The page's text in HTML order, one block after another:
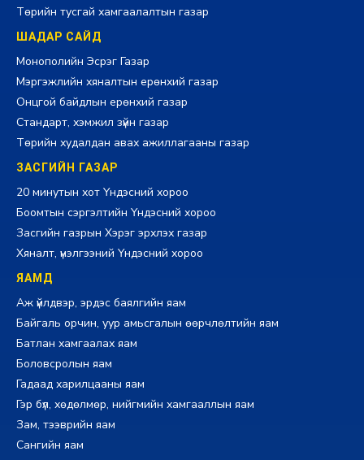
Төрийн тусгай хамгаалалтын газар
ШАДАР САЙД
Монополийн Эсрэг Газар
Мэргэжлийн хяналтын ерөнхий газар
Онцгой байдлын ерөнхий газар
Стандарт, хэмжил зүйн газар
Төрийн худалдан авах ажиллагааны газар
ЗАСГИЙН ГАЗАР
20 минутын хот Үндэсний хороо
Боомтын сэргэлтийн Үндэсний хороо
Засгийн газрын Хэрэг эрхлэх газар
Хяналт, үнэлгээний Үндэсний хороо
ЯАМД
Аж үйлдвэр, эрдэс баялгийн яам
Байгаль орчин, уур амьсгалын өөрчлөлтийн яам
Батлан хамгаалах яам
Боловсролын яам
Гадаад харилцааны яам
Гэр бүл, хөдөлмөр, нийгмийн хамгааллын яам
Зам, тээврийн яам
Сангийн яам